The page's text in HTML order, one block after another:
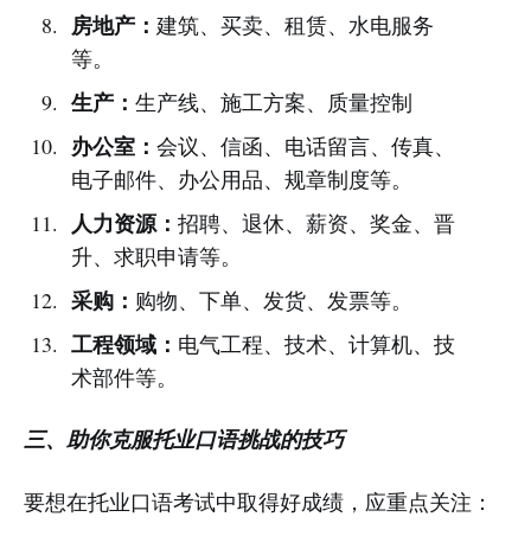
房地产： 建筑、买卖、租赁、水电服务
等。
生产： 生产线、施工方案、质量控制
办公室： 会议、信函、电话留言、传真、
电子邮件、办公用品、规章制度等。
人力资源： 招聘、退休、薪资、奖金、晋
升、求职申请等。
采购： 购物、下单、发货、发票等。
工程领域： 电气工程、技术、计算机、技
术部件等。
三、助你克服托业口语挑战的技巧
要想在托业口语考试中取得好成绩，应重点关注：